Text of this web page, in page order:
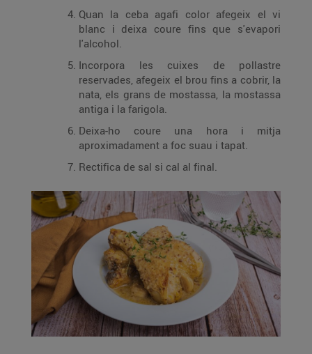
Quan la ceba agafi color afegeix el vi
blanc i deixa coure fins que s'evapori
l'alcohol.
Incorpora les cuixes de pollastre
reservades, afegeix el brou fins a cobrir, la
nata, els grans de mostassa, la mostassa
antiga i la farigola.
Deixa-ho coure una hora i mitja
aproximadament a foc suau i tapat.
Rectifica de sal si cal al final.